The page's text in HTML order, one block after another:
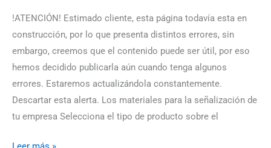
!ATENCIÓN! Estimado cliente, esta página todavía esta en
construcción, por lo que presenta distintos errores, sin
embargo, creemos que el contenido puede ser útil, por eso
hemos decidido publicarla aún cuando tenga algunos
errores. Estaremos actualizándola constantemente.
Descartar esta alerta. Los materiales para la señalización de
tu empresa Selecciona el tipo de producto sobre el